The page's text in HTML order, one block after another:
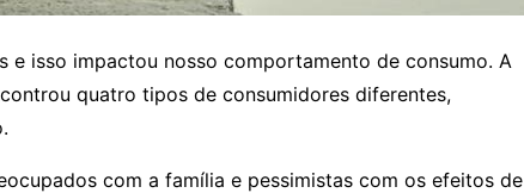
e isso impactou nosso comportamento de consumo. A
quatro tipos de consumidores diferentes,
com a família e pessimistas com os efeitos de